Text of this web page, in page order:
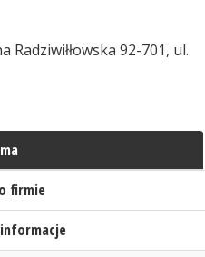
Radziwiłłowska 92-701, ul.
firmie